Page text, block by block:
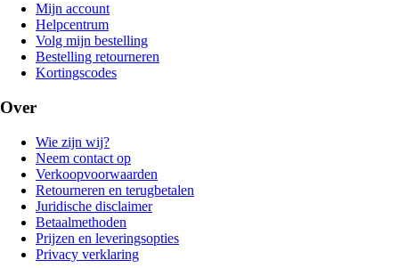
Mijn account
Helpcentrum
Volg mijn bestelling
Bestelling retourneren
Kortingscodes
Over
Wie zijn wij?
Neem contact op
Verkoopvoorwaarden
Retourneren en terugbetalen
Juridische disclaimer
Betaalmethoden
Prijzen en leveringsopties
Privacy verklaring